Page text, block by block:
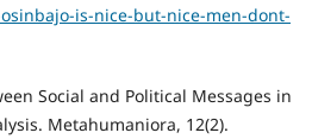
is-nice-but-nice-men-dont-
Social and Political Messages in
Metahumaniora, 12(2).